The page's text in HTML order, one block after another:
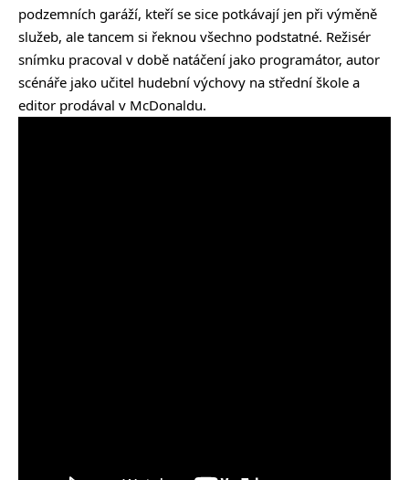
podzemních garáží, kteří se sice potkávají jen při výměně
služeb, ale tancem si řeknou všechno podstatné. Režisér
snímku pracoval v době natáčení jako programátor, autor
scénáře jako učitel hudební výchovy na střední škole a
editor prodával v McDonaldu.